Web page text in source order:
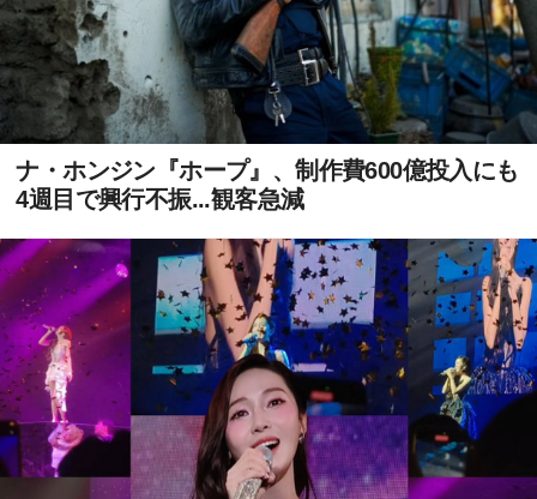
ナ・ホンジン『ホープ』、制作費600億投入にも
4週目で興行不振...観客急減